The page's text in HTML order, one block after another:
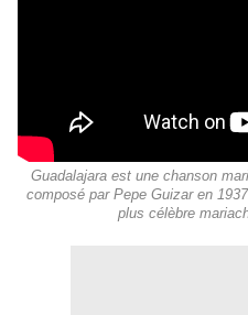
Guadalajara est une chanson
composé par Pepe Guizar en
plus célèbre